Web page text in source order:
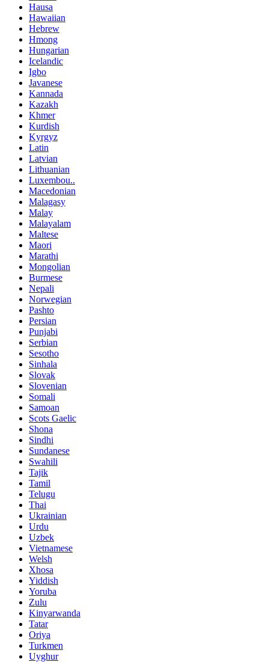
Hausa
Hawaiian
Hebrew
Hmong
Hungarian
Icelandic
Igbo
Javanese
Kannada
Kazakh
Khmer
Kurdish
Kyrgyz
Latin
Latvian
Lithuanian
Luxembou..
Macedonian
Malagasy
Malay
Malayalam
Maltese
Maori
Marathi
Mongolian
Burmese
Nepali
Norwegian
Pashto
Persian
Punjabi
Serbian
Sesotho
Sinhala
Slovak
Slovenian
Somali
Samoan
Scots Gaelic
Shona
Sindhi
Sundanese
Swahili
Tajik
Tamil
Telugu
Thai
Ukrainian
Urdu
Uzbek
Vietnamese
Welsh
Xhosa
Yiddish
Yoruba
Zulu
Kinyarwanda
Tatar
Oriya
Turkmen
Uyghur